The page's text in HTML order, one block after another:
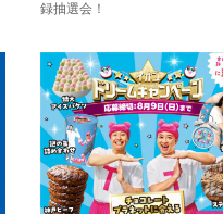
録抽選会！